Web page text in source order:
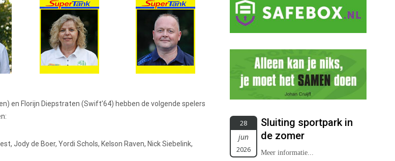
en Florijn Diepstraten (Swift’64) hebben de volgende spelers
Jody de Boer, Yordi Schols, Kelson Raven, Nick Siebelink,
28
jun
2026
Sluiting sportpark in
de zomer
Meer informatie...